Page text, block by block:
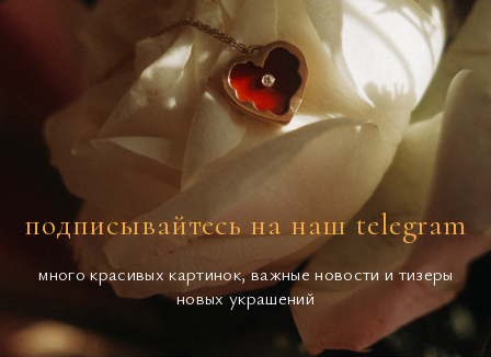
подписывайтесь на наш telegram
много красивых картинок, важные новости и тизеры
новых украшений